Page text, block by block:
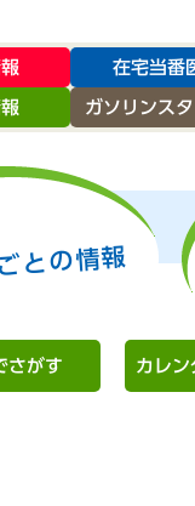
在宅当番
ガソリンス
との情報
さがす カレン